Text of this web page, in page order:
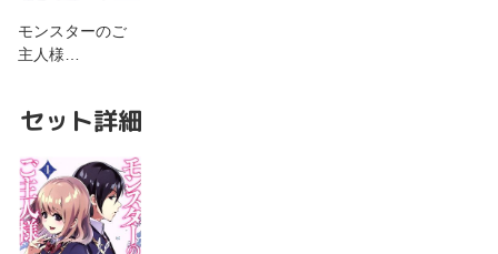
モンスターのご
主人様…
セット詳細